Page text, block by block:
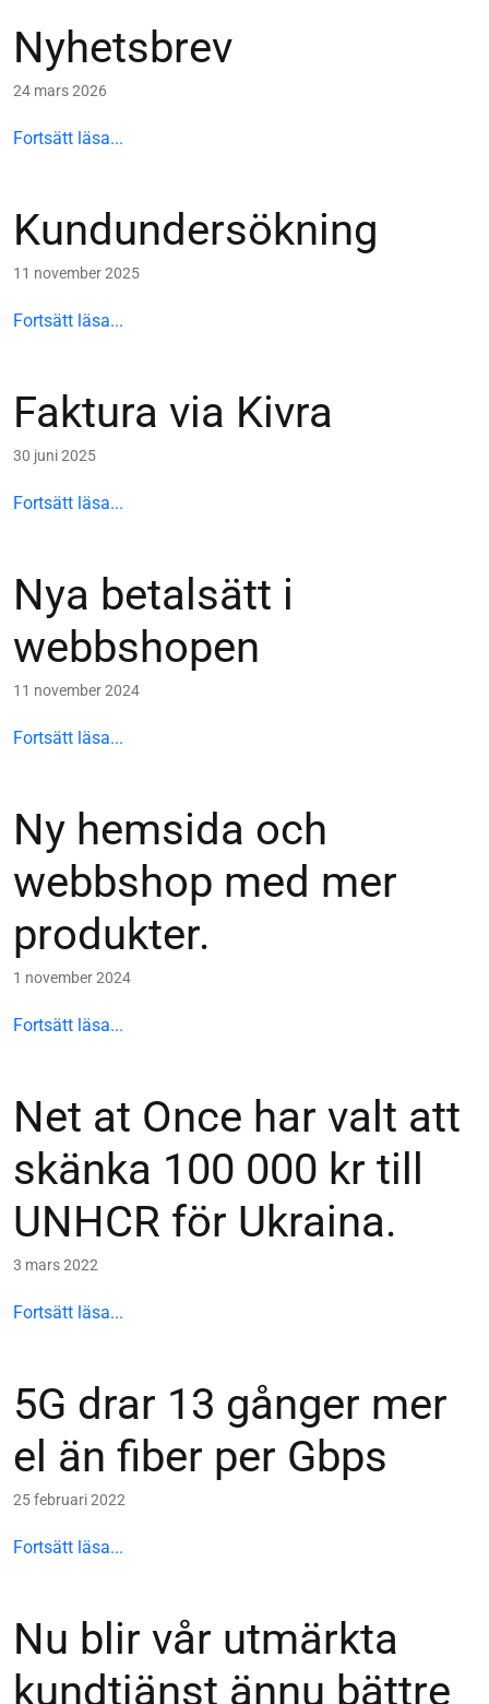
Nyhetsbrev
24 mars 2026
Fortsätt läsa...
Kundundersökning
11 november 2025
Fortsätt läsa...
Faktura via Kivra
30 juni 2025
Fortsätt läsa...
Nya betalsätt i
webbshopen
11 november 2024
Fortsätt läsa...
Ny hemsida och
webbshop med mer
produkter.
1 november 2024
Fortsätt läsa...
Net at Once har valt att
skänka 100 000 kr till
UNHCR för Ukraina.
3 mars 2022
Fortsätt läsa...
5G drar 13 gånger mer
el än fiber per Gbps
25 februari 2022
Fortsätt läsa...
Nu blir vår utmärkta
kundtjänst ännu bättre